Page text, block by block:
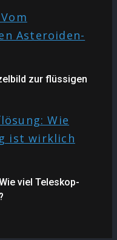
zur flüssigen
viel Teleskop-